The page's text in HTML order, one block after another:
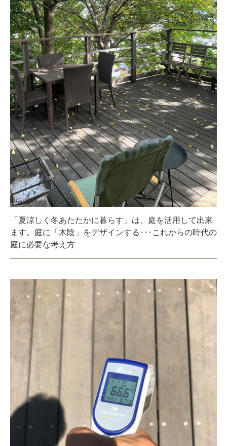
「夏涼しく冬あたたかに暮らす」は、庭を活用して出来
ます。庭に「木陰」をデザインする･･･これからの時代の
庭に必要な考え方